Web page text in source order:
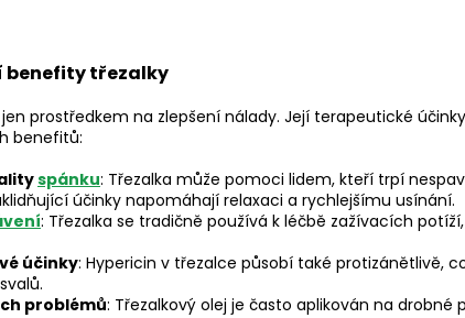
benefity třezalky
prostředkem na zlepšení nálady. Její terapeutické
benefitů:
spánku: Třezalka může pomoci lidem, kteří trpí
účinky napomáhají relaxaci a rychlejšímu usínání.
: Třezalka se tradičně používá k léčbě zažívacích
účinky: Hypericin v třezalce působí také protizánětlivě,
problémů: Třezalkový olej je často aplikován na drobné